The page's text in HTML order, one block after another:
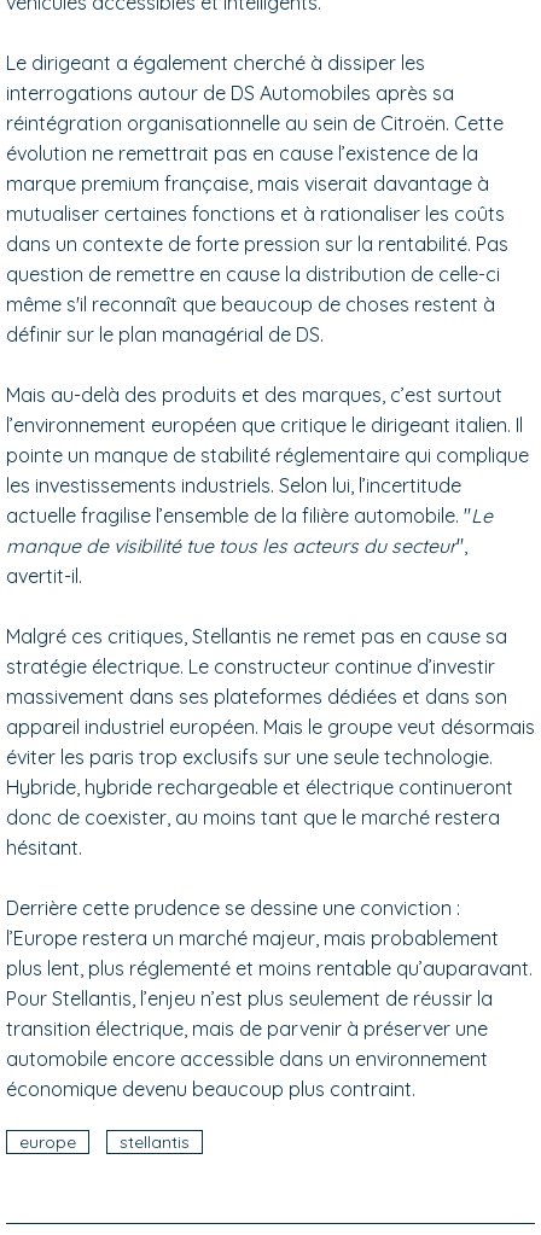
Le dirigeant a également cherché à dissiper les
interrogations autour de DS Automobiles après sa
réintégration organisationnelle au sein de Citroën. Cette
évolution ne remettrait pas en cause l’existence de la
marque premium française, mais viserait davantage à
mutualiser certaines fonctions et à rationaliser les coûts
dans un contexte de forte pression sur la rentabilité. Pas
question de remettre en cause la distribution de celle-ci
même s'il reconnaît que beaucoup de choses restent à
définir sur le plan managérial de DS.
Mais au-delà des produits et des marques, c’est surtout
l’environnement européen que critique le dirigeant italien. Il
pointe un manque de stabilité réglementaire qui complique
les investissements industriels. Selon lui, l’incertitude
actuelle fragilise l’ensemble de la filière automobile. "Le
manque de visibilité tue tous les acteurs du secteur",
avertit-il.
Malgré ces critiques, Stellantis ne remet pas en cause sa
stratégie électrique. Le constructeur continue d’investir
massivement dans ses plateformes dédiées et dans son
appareil industriel européen. Mais le groupe veut désormais
éviter les paris trop exclusifs sur une seule technologie.
Hybride, hybride rechargeable et électrique continueront
donc de coexister, au moins tant que le marché restera
hésitant.
Derrière cette prudence se dessine une conviction :
l’Europe restera un marché majeur, mais probablement
plus lent, plus réglementé et moins rentable qu’auparavant.
Pour Stellantis, l’enjeu n’est plus seulement de réussir la
transition électrique, mais de parvenir à préserver une
automobile encore accessible dans un environnement
économique devenu beaucoup plus contraint.
europe stellantis